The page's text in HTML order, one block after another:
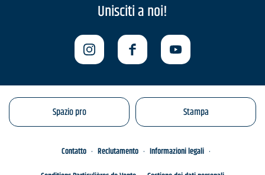
Unisciti a noi!
Spazio pro Stampa
Contatto Reclutamento
Informazioni legali